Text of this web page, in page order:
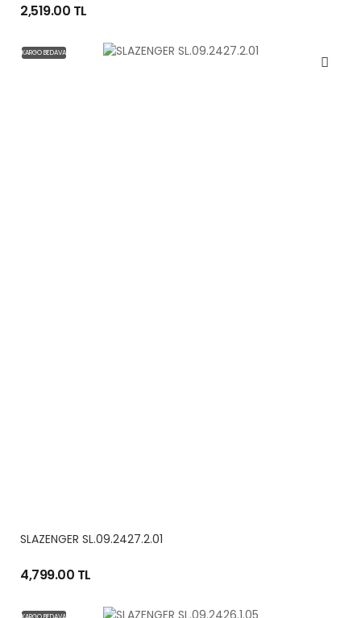
2,519.00 TL
KARGO BEDAVA
SLAZENGER SL.09.2427.2.01
4,799.00 TL